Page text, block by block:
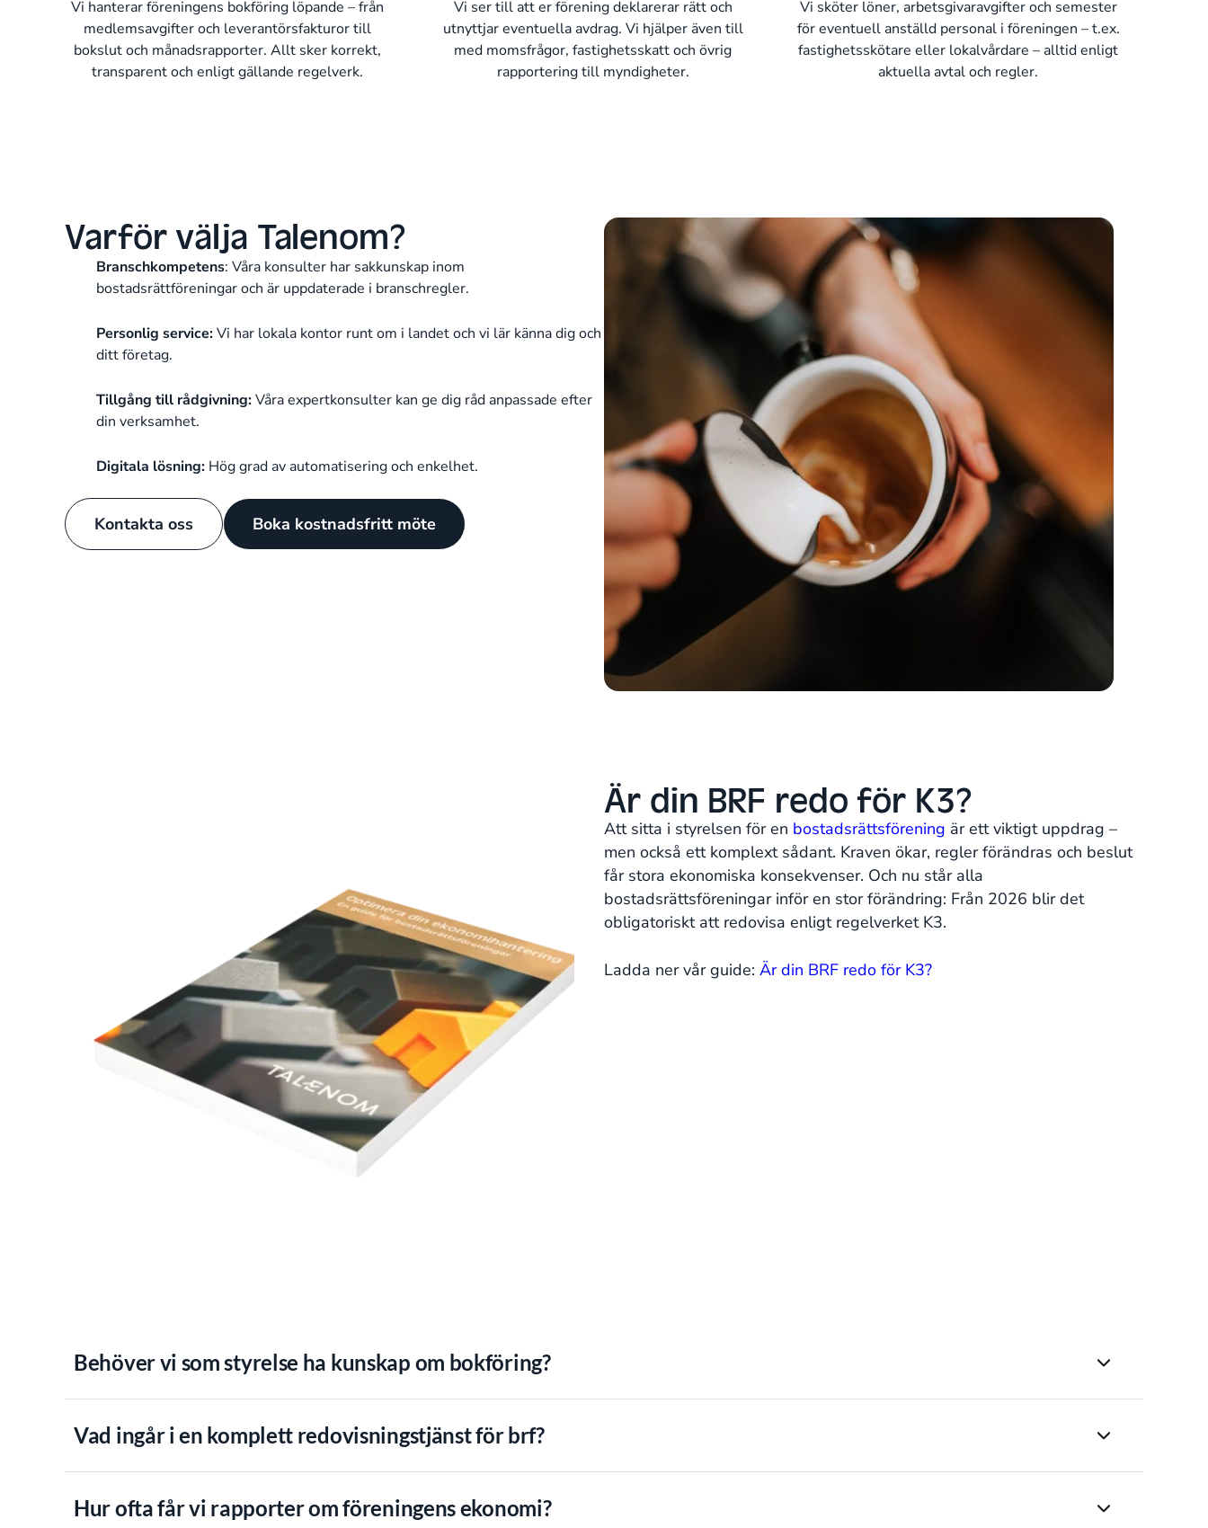
Vi hanterar föreningens bokföring löpande – från
medlemsavgifter och leverantörsfakturor till
bokslut och månadsrapporter. Allt sker korrekt,
transparent och enligt gällande regelverk.
Vi ser till att er förening deklarerar rätt och
utnyttjar eventuella avdrag. Vi hjälper även till
med momsfrågor, fastighetsskatt och övrig
rapportering till myndigheter.
Vi sköter löner, arbetsgivaravgifter och semester
för eventuell anställd personal i föreningen – t.ex.
fastighetsskötare eller lokalvårdare – alltid enligt
aktuella avtal och regler.
Varför välja Talenom?
Branschkompetens: Våra konsulter har sakkunskap inom
bostadsrättföreningar och är uppdaterade i branschregler.
Personlig service:Vi har lokala kontor runt om i landet och vi lär känna dig och
ditt företag.
Tillgång till rådgivning:Våra expertkonsulter kan ge dig råd anpassade efter
din verksamhet.
Digitala lösning: Hög grad av automatisering och enkelhet.
Kontakta oss Boka kostnadsfritt möte
Är din BRF redo för K3?
Att sitta i styrelsen för en bostadsrättsförening är ett viktigt uppdrag –
men också ett komplext sådant. Kraven ökar, regler förändras och beslut
får stora ekonomiska konsekvenser. Och nu står alla
bostadsrättsföreningar inför en stor förändring: Från 2026 blir det
obligatoriskt att redovisa enligt regelverket K3.
Ladda ner vår guide: Är din BRF redo för K3?
Behöver vi som styrelse ha kunskap om bokföring?
Vad ingår i en komplett redovisningstjänst för brf?
Hur ofta får vi rapporter om föreningens ekonomi?